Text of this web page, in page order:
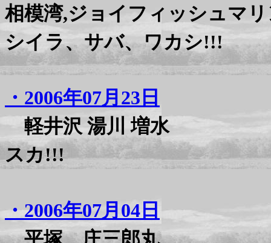
相模湾,ジョイフィッシュマ
シイラ、サバ、ワカシ!!!
・2006年07月23日
軽井沢 湯川 増水
スカ!!!
・2006年07月04日